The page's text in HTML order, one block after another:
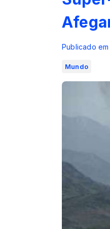
Publicado em
Mundo